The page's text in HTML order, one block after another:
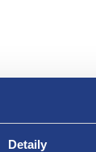
Detaily